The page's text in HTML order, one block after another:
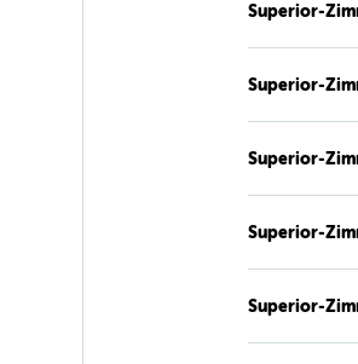
Superior-
Superior-
Superior-
Superior-
Superior-